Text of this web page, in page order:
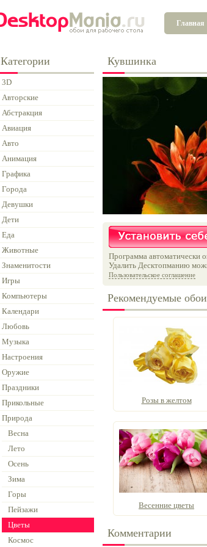
Главная
Категории
3D
Авторские
Абстракция
Авиация
Авто
Анимация
Графика
Города
Девушки
Дети
Еда
Животные
Знаменитости
Игры
Компьютеры
Календари
Любовь
Музыка
Настроения
Оружие
Праздники
Прикольные
Природа
Весна
Лето
Осень
Зима
Горы
Пейзажи
Цветы
Космос
Кувшинка
Программа автоматически
Удалить Десктопманию
Пользовательское соглашение
Рекомендуемые обои
Розы в желтом
Весенние цветы
Комментарии